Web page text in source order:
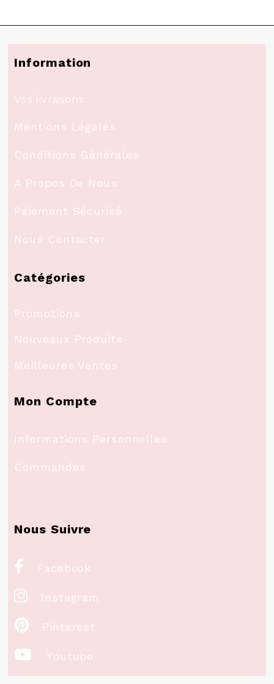
Information
Vos livraisons
Mentions Légales
Conditions Générales
A Propos De Nous
Paiement Sécurisé
Nous Contacter
Catégories
Promotions
Nouveaux Produits
Meilleures Ventes
Mon Compte
Informations Personnelles
Commandes
Nous Suivre
 Facebook
 Instagram
 Pinterest
 Youtube